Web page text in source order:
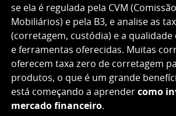
se ela é regulada pela CVM
Mobiliários) e pela B3, e analise as
(corretagem, custódia) e a qualidade
e ferramentas oferecidas. Muitas
oferecem taxa zero de corretagem
produtos, o que é um grande
está começando a aprender como
mercado financeiro.